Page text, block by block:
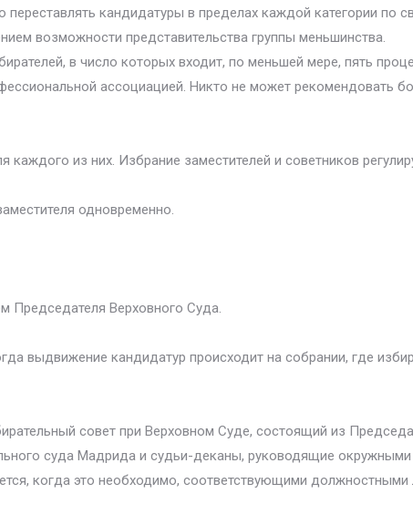
кандидатуры в пределах каждой категории по
возможности представительства группы меньшинства.
в число которых входит, по меньшей мере, пять
ассоциацией. Никто не может рекомендовать
из них. Избрание заместителей и советников
одновременно.
Председателя Верховного Суда.
выдвижение кандидатур происходит на собрании, где
совет при Верховном Суде, состоящий из
суда Мадрида и судьи-деканы, руководящие
когда это необходимо, соответствующими должностными